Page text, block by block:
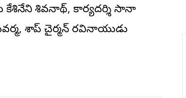
కేశినేని శివనాథ్, కార్యదర్శి సానా
శాప్ చైర్మన్ రవినాయుడు